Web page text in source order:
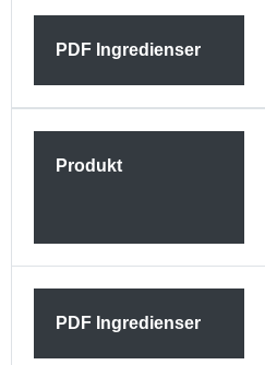
PDF Ingredienser
Produkt
PDF Ingredienser